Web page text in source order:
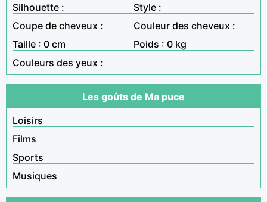
Silhouette :
Style :
Coupe de cheveux :
Couleur des cheveux :
Taille : 0 cm
Poids : 0 kg
Couleurs des yeux :
Les goûts de Ma puce
Loisirs
Films
Sports
Musiques